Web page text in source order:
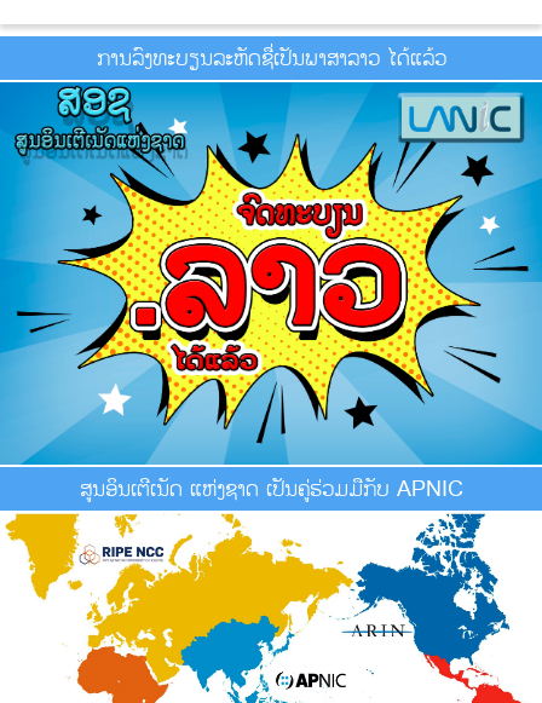
ການລົງທະບຽນລະຫັດຊື່ເປັນພາສາລາວ ໄດ້ແລ້ວ
ສູນອິນເຕີເນັດ ແຫ່ງຊາດ ເປັນຄູ່ຮ່ວມມືກັບ APNIC